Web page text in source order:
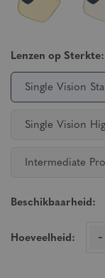
Lenzen op Sterkte:
Single Vision
Single Vision
Intermediate
Beschikbaarheid:
Hoeveelheid: -